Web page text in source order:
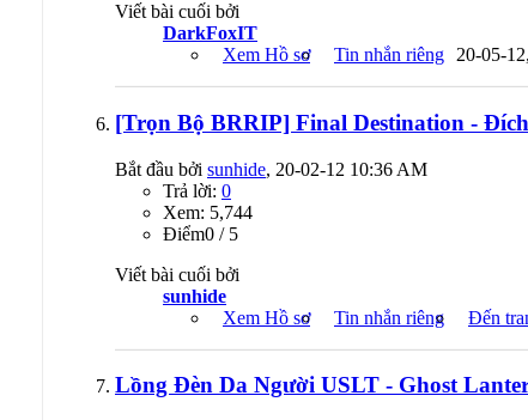
Viết bài cuối bởi
DarkFoxIT
Xem Hồ sơ
Tin nhắn riêng 20-05-12,
[Trọn Bộ BRRIP] Final Destination -
Bắt đầu bởi sunhide, 20-02-12 10:36 AM
Trả lời: 0
Xem: 5,744
Ðiểm0 / 5
Viết bài cuối bởi
sunhide
Xem Hồ sơ
Tin nhắn riêng Đến
Lồng Đèn Da Người USLT - Ghost